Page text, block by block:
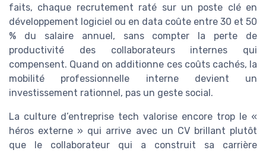
faits, chaque recrutement raté sur un poste clé en
développement logiciel ou en data coûte entre 30 et 50
% du salaire annuel, sans compter la perte de
productivité des collaborateurs internes qui
compensent. Quand on additionne ces coûts cachés, la
mobilité professionnelle interne devient un
investissement rationnel, pas un geste social.
La culture d’entreprise tech valorise encore trop le «
héros externe » qui arrive avec un CV brillant plutôt
que le collaborateur qui a construit sa carrière